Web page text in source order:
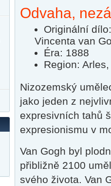
Odvaha,
Originální
Vincenta van
Éra: 1888
Region:
Nizozemský
jako jeden z
expresivních tahů
expresionismu v
Van Gogh byl
přibližně 2100
svého života. Van